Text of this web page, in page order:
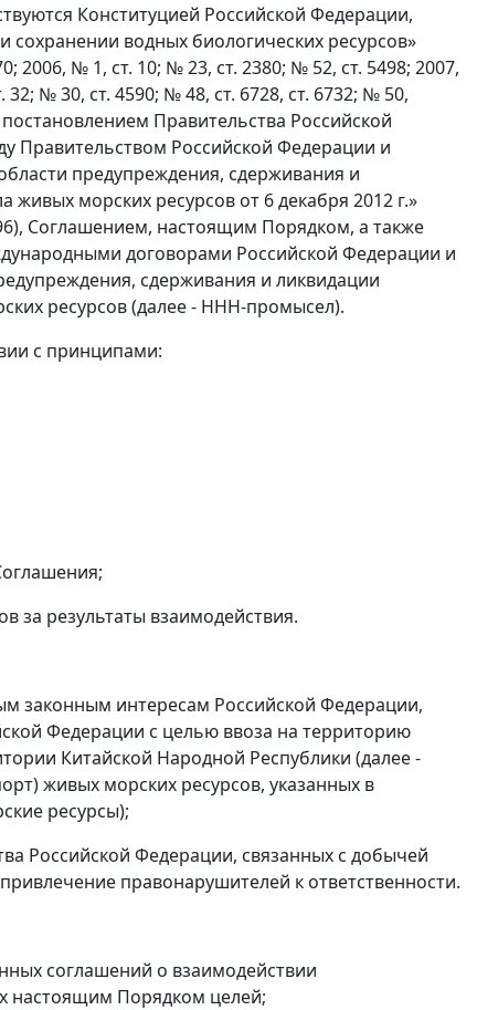
Конституцией Российской Федерации,
водных биологических ресурсов»
2006, № 1, ст. 10; № 23, ст. 2380; № 52, ст. 5498; 2007,
№ 30, ст. 4590; № 48, ст. 6728, ст. 6732; № 50,
постановлением Правительства Российской
Правительством Российской Федерации и
предупреждения, сдерживания и
морских ресурсов от 6 декабря 2012 г.»
Соглашением, настоящим Порядком, а также
договорами Российской Федерации и
сдерживания и ликвидации
ресурсов (далее - ННН-промысел).
с принципами:
за результаты взаимодействия.
законным интересам Российской Федерации,
Федерации с целью ввоза на территорию
Китайской Народной Республики (далее -
живых морских ресурсов, указанных в
ресурсы);
Российской Федерации, связанных с добычей
правонарушителей к ответственности.
соглашений о взаимодействии
настоящим Порядком целей;